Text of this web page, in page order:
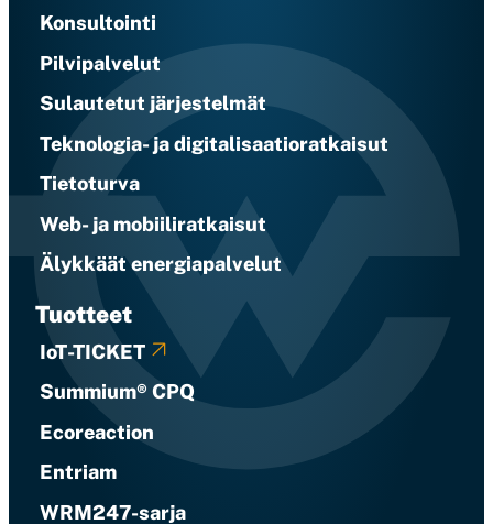
Konsultointi
Pilvipalvelut
Sulautetut järjestelmät
Teknologia- ja digitalisaatioratkaisut
Tietoturva
Web- ja mobiiliratkaisut
Älykkäät energiapalvelut
Tuotteet
IoT-TICKET
Summium® CPQ
Ecoreaction
Entriam
WRM247-sarja